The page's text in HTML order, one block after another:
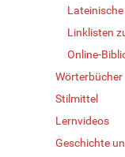
Linklisten
Online-
Wörterbücher
Stilmittel
Lernvideos
Geschichte